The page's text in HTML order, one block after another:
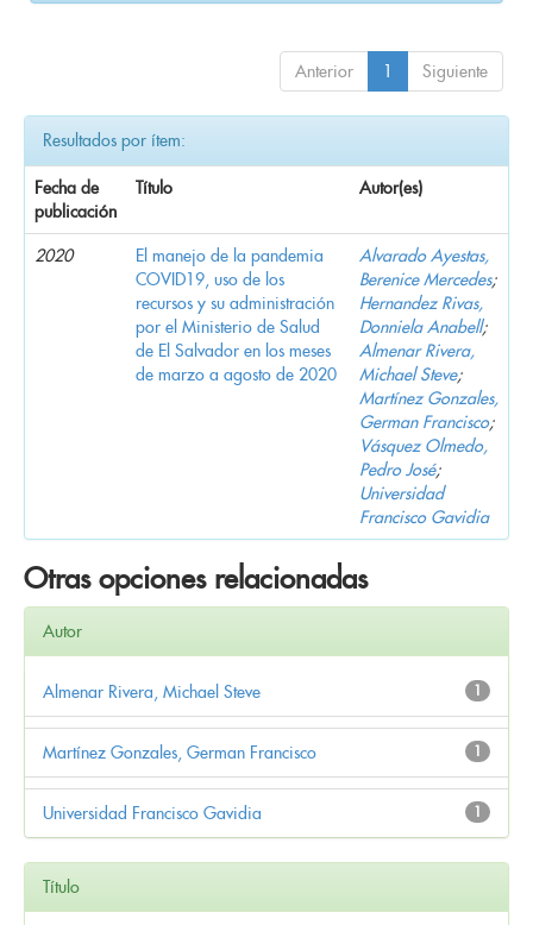
Anterior 1 Siguiente
Resultados por ítem:
Fecha de
publicación
Título Autor(es)
2020
El manejo de la pandemia
COVID19, uso de los
recursos y su administración
por el Ministerio de Salud
de El Salvador en los meses
de marzo a agosto de 2020
Alvarado Ayestas,
Berenice Mercedes;
Hernandez Rivas,
Donniela Anabell;
Almenar Rivera,
Michael Steve;
Martínez Gonzales,
German Francisco;
Vásquez Olmedo,
Pedro José;
Universidad
Francisco Gavidia
Otras opciones relacionadas
Autor
1
Almenar Rivera, Michael Steve
1
Martínez Gonzales, German Francisco
1
Universidad Francisco Gavidia
Título